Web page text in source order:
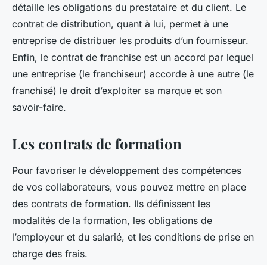
détaille les obligations du prestataire et du client. Le
contrat de distribution, quant à lui, permet à une
entreprise de distribuer les produits d’un fournisseur.
Enfin, le contrat de franchise est un accord par lequel
une entreprise (le franchiseur) accorde à une autre (le
franchisé) le droit d’exploiter sa marque et son
savoir-faire.
Les contrats de formation
Pour favoriser le développement des compétences
de vos collaborateurs, vous pouvez mettre en place
des contrats de formation. Ils définissent les
modalités de la formation, les obligations de
l’employeur et du salarié, et les conditions de prise en
charge des frais.